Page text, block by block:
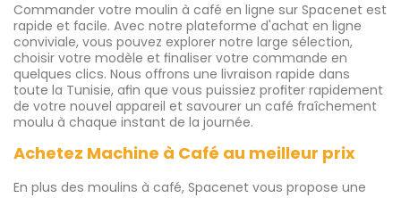
Commander votre moulin à café en ligne sur Spacenet est
rapide et facile. Avec notre plateforme d'achat en ligne
conviviale, vous pouvez explorer notre large sélection,
choisir votre modèle et finaliser votre commande en
quelques clics. Nous offrons une livraison rapide dans
toute la Tunisie, afin que vous puissiez profiter rapidement
de votre nouvel appareil et savourer un café fraîchement
moulu à chaque instant de la journée.
Achetez Machine à Café au meilleur prix
En plus des moulins à café, Spacenet vous propose une